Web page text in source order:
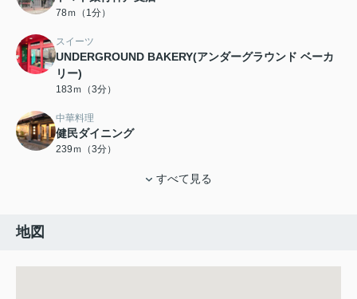
78ｍ（1分）
スイーツ
UNDERGROUND BAKERY(アンダーグラウンド ベーカ
リー)
183ｍ（3分）
中華料理
健民ダイニング
239ｍ（3分）
すべて見る
地図